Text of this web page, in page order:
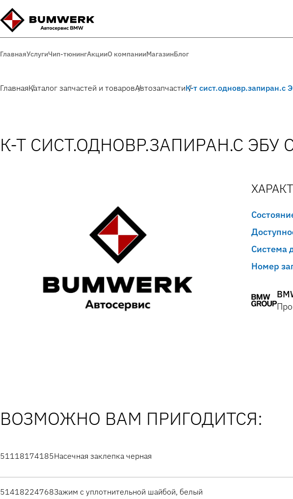
ГлавнаяУслугиЧип-тюнингАкцииО компанииМагазинБлог
ГлавнаяКаталог запчастей и товаровАвтозапчастиК-т сист.одновр.запиран.с
К-Т СИСТ.ОДНОВР.ЗАПИРАН.С ЭБУ
Система
Номер
ВОЗМОЖНО ВАМ ПРИГОДИТСЯ:
51118174185Насечная заклепка черная
51418224768Зажим с уплотнительной шайбой, белый